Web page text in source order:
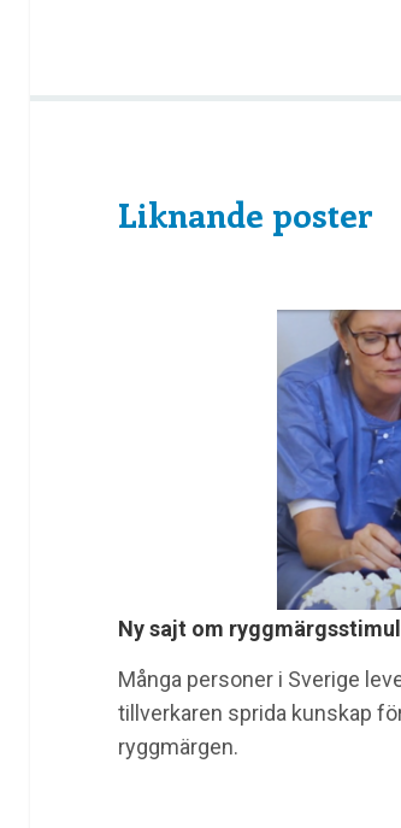
Liknande poster
Ny sajt om
Många personer i Sverige
tillverkaren sprida kunskap
ryggmärgen.